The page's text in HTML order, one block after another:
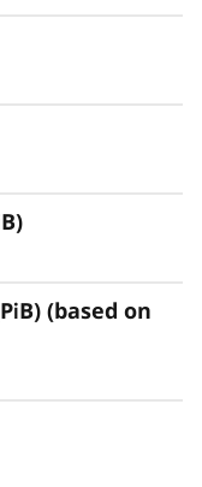
и
All-Flash
требующих
и большой
важных баз
на базе SAN.
обеспечивает
емкость,
данных и
(based on